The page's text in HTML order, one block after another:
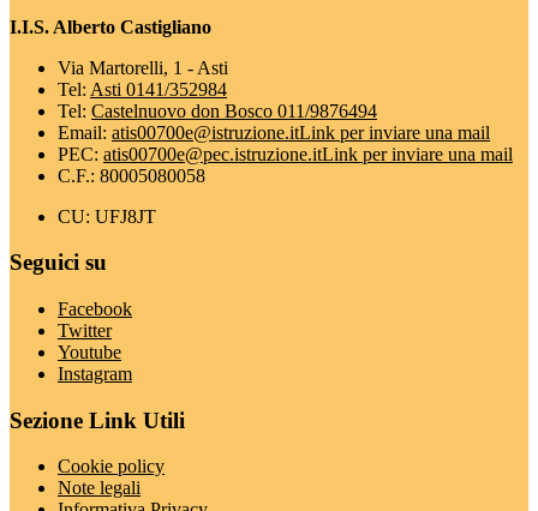
I.I.S. Alberto Castigliano
Via Martorelli, 1 - Asti
Tel: Asti 0141/352984
Tel: Castelnuovo don Bosco 011/9876494
Email: atis00700e@istruzione.itLink per inviare una mail
PEC: atis00700e@pec.istruzione.itLink per inviare una mail
C.F.: 80005080058
CU: UFJ8JT
Seguici su
Facebook
Twitter
Youtube
Instagram
Sezione Link Utili
Cookie policy
Note legali